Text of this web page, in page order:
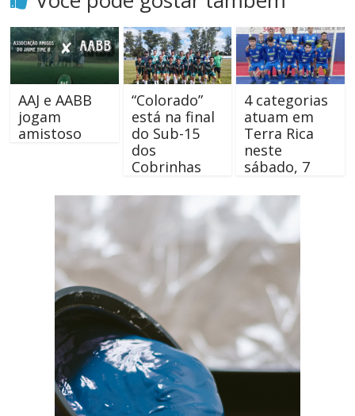
AAJ e AABB
jogam
amistoso
“Colorado”
está na final
do Sub-15
dos
Cobrinhas
4 categorias
atuam em
Terra Rica
neste
sábado, 7